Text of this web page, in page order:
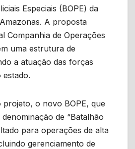
Especiais (BOPE) da
A proposta
Companhia de Operações
uma estrutura de
a atuação das forças
estado.
o novo BOPE, que
de “Batalhão
para operações de alta
gerenciamento de